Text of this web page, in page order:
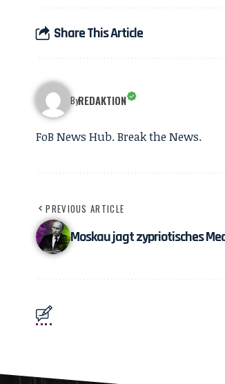
Share This Article
ByREDAKTION
FoB News Hub. Break the News.
PREVIOUS ARTICLE
Moskau jagt zypriotisches